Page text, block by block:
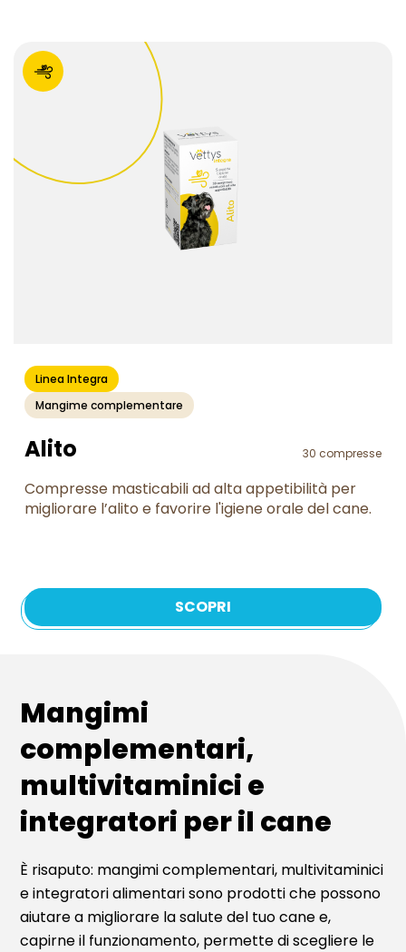
Linea Integra
Mangime complementare
Alito 30 compresse
Compresse masticabili ad alta appetibilità per
migliorare l’alito e favorire l'igiene orale del cane.
SCOPRI
Mangimi
complementari,
multivitaminici e
integratori per il cane
È risaputo: mangimi complementari, multivitaminici
e integratori alimentari sono prodotti che possono
aiutare a migliorare la salute del tuo cane e,
capirne il funzionamento, permette di scegliere le